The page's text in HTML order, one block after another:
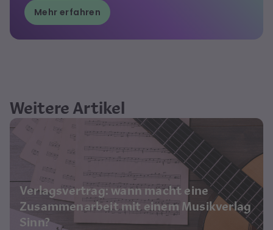
Mehr erfahren
Weitere Artikel
Verlagsvertrag: wann macht eine
Zusammenarbeit mit einem Musikverlag
Sinn?